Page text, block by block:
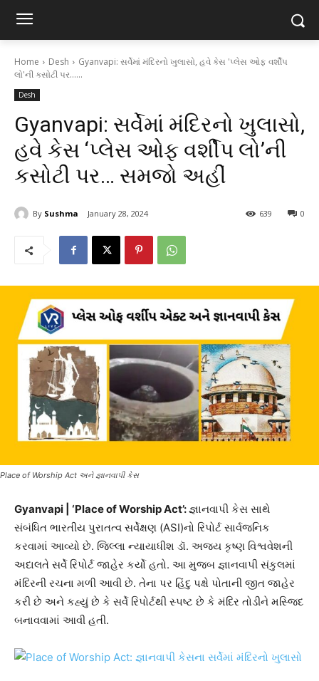
Home Desh
Gyanvapi: સર્વેમાં મંદિરનો ખુલાસો, હવે કેસ 'પ્લેસ ઓફ વર્શીપ
લો'ની કસોટી પર......
Desh
Gyanvapi: સર્વેમાં મંદિરનો ખુલાસો,
હવે કેસ ‘પ્લેસ ઓફ વર્શીપ લો’ની
કસોટી પર… સમજો અહીં
By Sushma January 28, 2024 0
639
Place of Worship Act અને જ્ઞાનવાપી કેસ
Gyanvapi | ‘Place of Worship Act’:જ્ઞાનવાપી કેસ સાથે
સંબંધિત ભારતીય પુરાતત્વ સર્વેક્ષણ (ASI)નો રિપોર્ટ સાર્વજનિક
કરવામાં આવ્યો છે. જિલ્લા ન્યાયાધીશ ડૉ. અજય કૃષ્ણ વિશ્વવેશની
અદાલતે સર્વે રિપોર્ટ જાહેર કર્યો હતો. આ મુજબ જ્ઞાનવાપી સંકુલમાં
મંદિરની રચના મળી આવી છે. તેના પર હિંદુ પક્ષે પોતાની જીત જાહેર
કરી છે અને કહ્યું છે કે સર્વે રિપોર્ટથી સ્પષ્ટ છે કે મંદિર તોડીને મસ્જિદ
બનાવવામાં આવી હતી.